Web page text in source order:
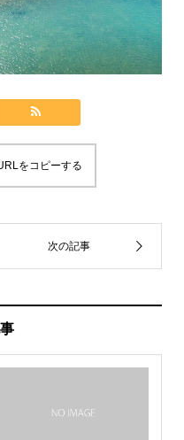
をコピーする